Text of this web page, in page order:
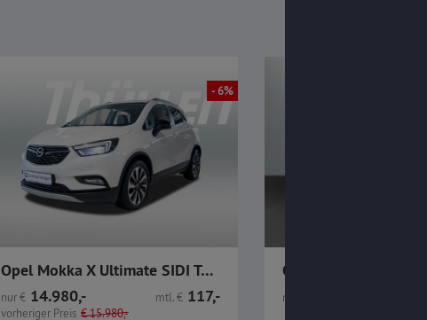
- 6%
Opel Mokka X Ultimate SIDI Turbo Automatik 4x4 GJR Navi
nur€ 14.980,-
vorheriger Preis €15.980,-
mtl.€ 117,- nur